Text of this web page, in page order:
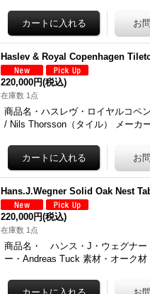
Haslev & Royal Copenhagen
220,000円(税込)
在庫数 1点
商品名・ハスレヴ・ロイヤルコ
/ Nils Thorsson（タイル） メーカ
Hans.J.Wegner Solid Oak Nest
220,000円(税込)
在庫数 1点
商品名・ ハンス・J・ウェグナ
ー・Andreas Tuck 素材・オーク